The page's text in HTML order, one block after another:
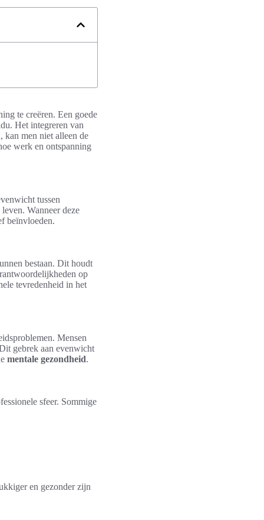
te creëren. Een goede
Het integreren van
kan men niet alleen de
werk en ontspanning
tussen
Wanneer deze
beïnvloeden.
bestaan. Dit houdt
op
tevredenheid in het
Mensen
gebrek aan evenwicht
mentale gezondheid.
sfeer. Sommige
en gezonder zijn